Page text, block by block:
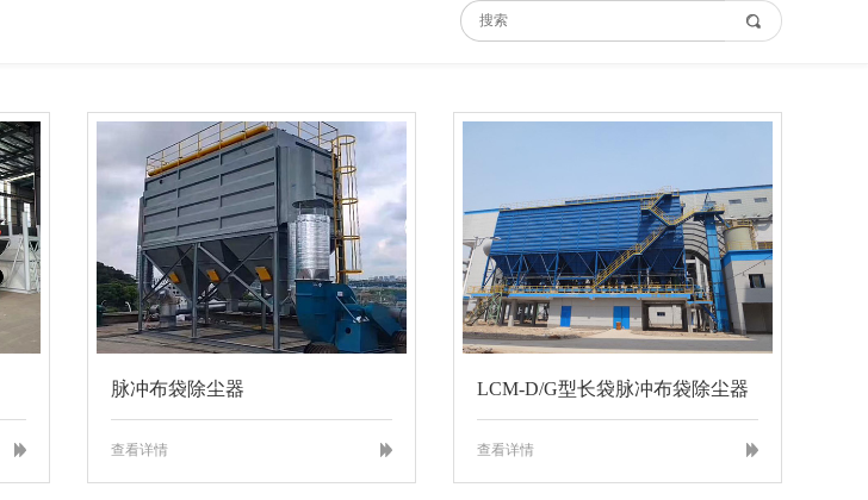
脉冲布袋除尘器
查看详情
LCM-D/G型长袋脉冲布袋除尘器
查看详情